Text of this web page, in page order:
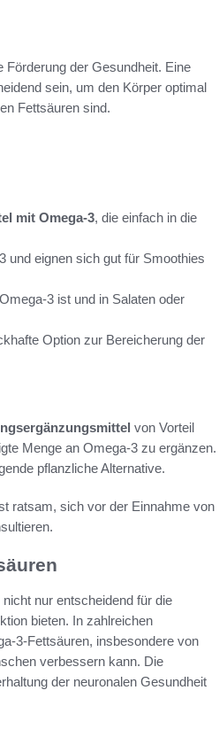
Förderung der Gesundheit. Eine
sein, um den Körper optimal
Fettsäuren sind.
mit Omega-3, die einfach in die
und eignen sich gut für Smoothies
3 ist und in Salaten oder
Option zur Bereicherung der
von Vorteil
Menge an Omega-3 zu ergänzen.
pflanzliche Alternative.
ratsam, sich vor der Einnahme von
nur entscheidend für die
bieten. In zahlreichen
3-Fettsäuren, insbesondere von
verbessern kann. Die
der neuronalen Gesundheit